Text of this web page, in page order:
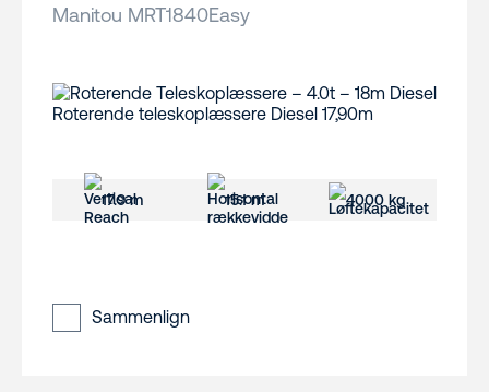
Manitou MRT1840Easy
17.9 m 15.1 m 4000 kg
Sammenlign